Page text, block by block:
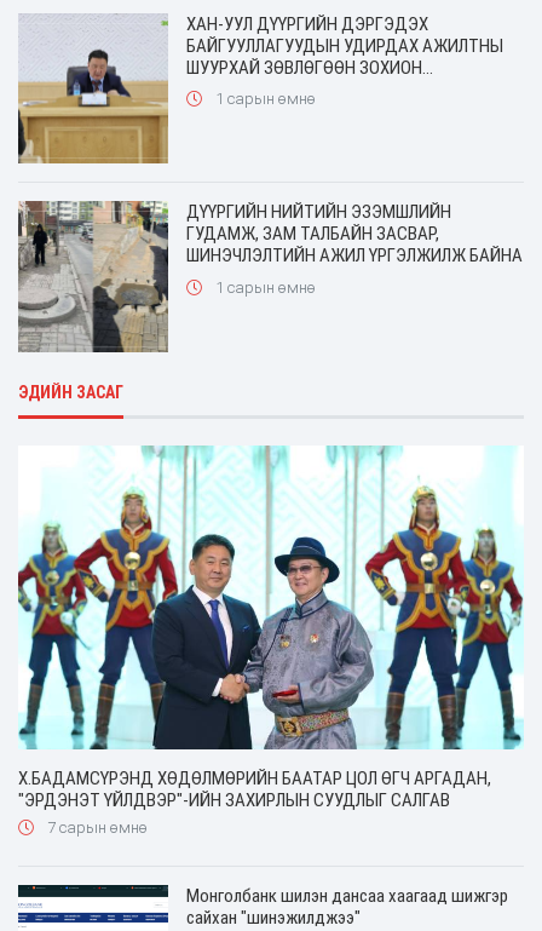
ХАН-УУЛ ДҮҮРГИЙН ДЭРГЭДЭХ
БАЙГУУЛЛАГУУДЫН УДИРДАХ АЖИЛТНЫ
ШУУРХАЙ ЗӨВЛӨГӨӨН ЗОХИОН
БАЙГУУЛАГДЛАА
1 сарын өмнө
ДҮҮРГИЙН НИЙТИЙН ЭЗЭМШЛИЙН
ГУДАМЖ, ЗАМ ТАЛБАЙН ЗАСВАР,
ШИНЭЧЛЭЛТИЙН АЖИЛ ҮРГЭЛЖИЛЖ БАЙНА
1 сарын өмнө
ЭДИЙН ЗАСАГ
Х.БАДАМСҮРЭНД ХӨДӨЛМӨРИЙН БААТАР ЦОЛ ӨГЧ АРГАДАН,
"ЭРДЭНЭТ ҮЙЛДВЭР"-ИЙН ЗАХИРЛЫН СУУДЛЫГ САЛГАВ
7 сарын өмнө
Монголбанк шилэн дансаа хаагаад шижгэр
сайхан "шинэжилджээ"